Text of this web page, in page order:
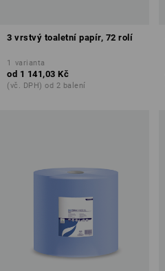
3 vrstvý toaletní papír, 72 rolí
1 varianta
od 1 141,03 Kč
(vč. DPH) od 2 balení